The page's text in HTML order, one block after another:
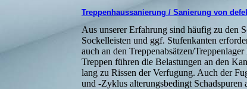
Treppenhaussanierung / Sanierung von
Aus unserer Erfahrung sind häufig zu den
Sockelleisten und ggf. Stufenkanten
auch an den Treppenabsätzen/
Treppen führen die Belastungen an den
lang zu Rissen der Verfugung. Auch der
und -Zyklus alterungsbedingt Schadspuren